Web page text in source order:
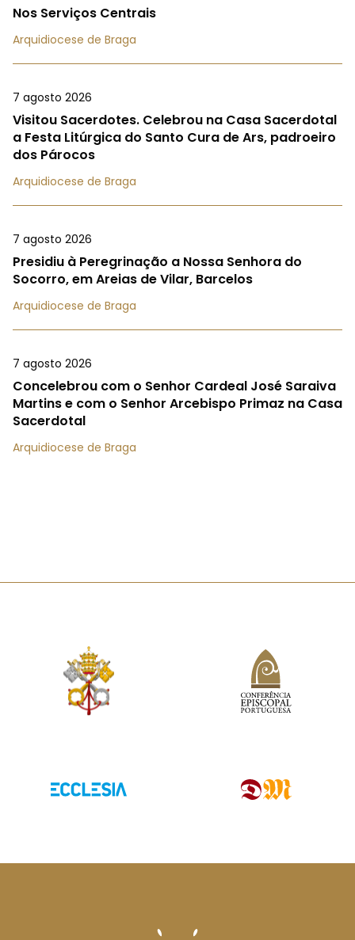
Nos Serviços Centrais
Arquidiocese de Braga
7 agosto 2026
Visitou Sacerdotes. Celebrou na Casa Sacerdotal
a Festa Litúrgica do Santo Cura de Ars, padroeiro
dos Párocos
Arquidiocese de Braga
7 agosto 2026
Presidiu à Peregrinação a Nossa Senhora do
Socorro, em Areias de Vilar, Barcelos
Arquidiocese de Braga
7 agosto 2026
Concelebrou com o Senhor Cardeal José Saraiva
Martins e com o Senhor Arcebispo Primaz na Casa
Sacerdotal
Arquidiocese de Braga